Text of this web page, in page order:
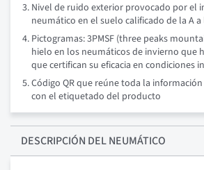
Nivel de ruido exterior provocado por el
neumático en el suelo calificado de la A a
Pictogramas: 3PMSF (three peaks
hielo en los neumáticos de invierno que
que certifican su eficacia en condiciones
Código QR que reúne toda la
con el etiquetado del producto
DESCRIPCIÓN DEL NEUMÁTICO